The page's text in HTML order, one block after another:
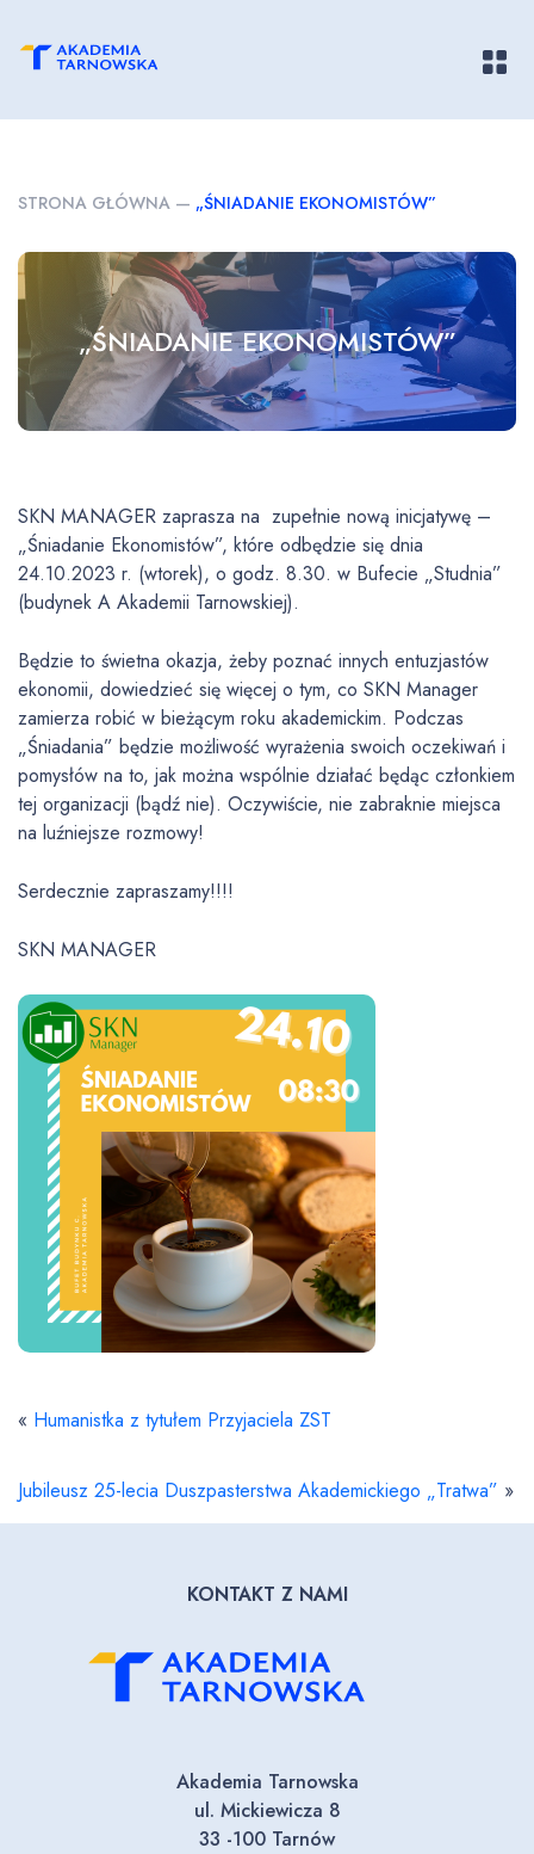
STRONA GŁÓWNA — „ŚNIADANIE EKONOMISTÓW”
„ŚNIADANIE EKONOMISTÓW”
SKN MANAGER zaprasza na zupełnie nową inicjatywę –
„Śniadanie Ekonomistów”, które odbędzie się dnia
24.10.2023 r. (wtorek), o godz. 8.30. w Bufecie „Studnia”
(budynek A Akademii Tarnowskiej).
Będzie to świetna okazja, żeby poznać innych entuzjastów
ekonomii, dowiedzieć się więcej o tym, co SKN Manager
zamierza robić w bieżącym roku akademickim. Podczas
„Śniadania” będzie możliwość wyrażenia swoich oczekiwań i
pomysłów na to, jak można wspólnie działać będąc członkiem
tej organizacji (bądź nie). Oczywiście, nie zabraknie miejsca
na luźniejsze rozmowy!
Serdecznie zapraszamy!!!!
SKN MANAGER
« Humanistka z tytułem Przyjaciela ZST
Jubileusz 25-lecia Duszpasterstwa Akademickiego „Tratwa” »
KONTAKT Z NAMI
Akademia Tarnowska
ul. Mickiewicza 8
33 -100 Tarnów